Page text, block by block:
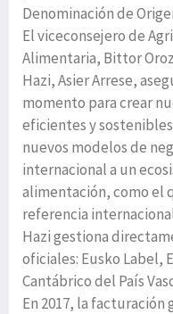
Denominación de
El viceconsejero de
Alimentaria, Bittor
Hazi, Asier Arrese,
momento para crear
eficientes y
nuevos modelos de
internacional a un
alimentación, como el
referencia
Hazi gestiona
oficiales: Eusko Label,
Cantábrico del País
En 2017, la